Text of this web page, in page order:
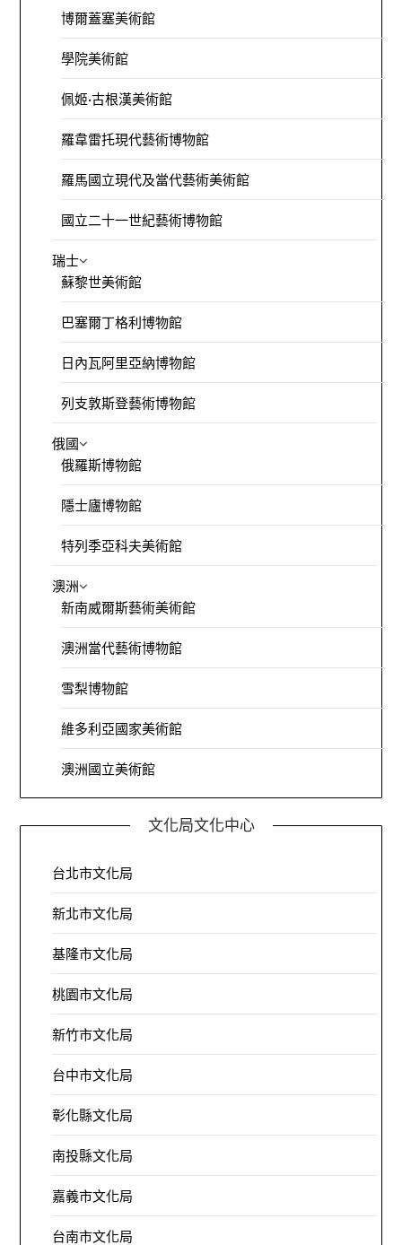
博爾蓋塞美術館
學院美術館
佩姬·古根漢美術館
羅韋雷托現代藝術博物館
羅馬國立現代及當代藝術美術館
國立二十一世紀藝術博物館
瑞士
蘇黎世美術館
巴塞爾丁格利博物館
日內瓦阿里亞納博物館
列支敦斯登藝術博物館
俄國
俄羅斯博物館
隱士廬博物館
特列季亞科夫美術館
澳洲
新南威爾斯藝術美術館
澳洲當代藝術博物館
雪梨博物館
維多利亞國家美術館
澳洲國立美術館
文化局文化中心
台北市文化局
新北市文化局
基隆市文化局
桃園市文化局
新竹市文化局
台中市文化局
彰化縣文化局
南投縣文化局
嘉義市文化局
台南市文化局